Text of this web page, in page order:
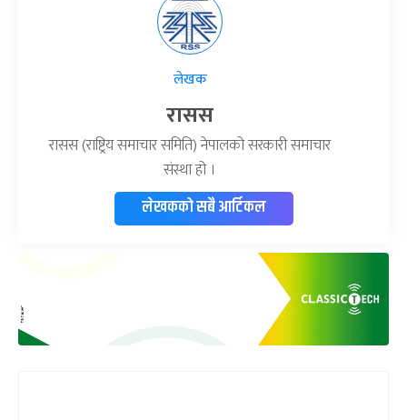
लेखक
रासस
रासस (राष्ट्रिय समाचार समिति) नेपालको सरकारी समाचार
संस्था हो ।
लेखकको सबै आर्टिकल